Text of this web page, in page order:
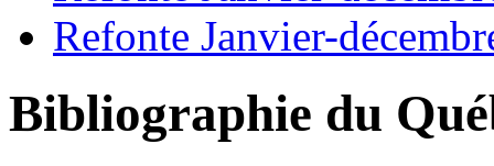
Refonte Janvier-
Bibliographie du